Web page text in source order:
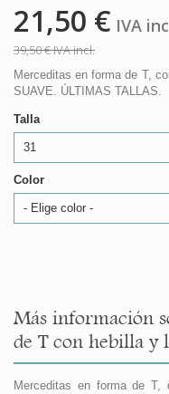
21,50 € IVA
39,50 €IVA incl.
Merceditas en forma de T,
SUAVE. ÚLTIMAS TALLAS.
Talla
31
Color
- Elige color -
Más información
de T con hebilla y
Merceditas en forma de